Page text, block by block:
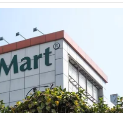
హాట్ అందాలు ఆరబోసింది
సత్యమూర్తి లాంటి సినిమాల్లో
చేసింది బ్యూటీ.